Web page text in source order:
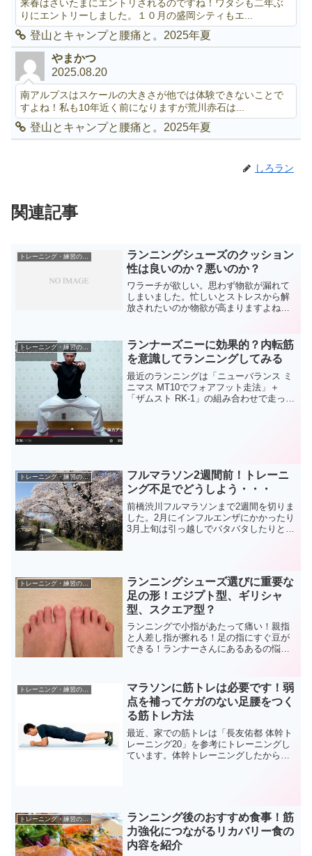
来春はさいたまにエントリされるのですね！ワタシも二年ぶ
りにエントリーしました。１０月の盛岡シティもエ...
登山とキャンプと腰痛と。2025年夏
やまかつ
2025.08.20
南アルプスはスケールの大きさが他では体験できないことで
すよね！私も10年近く前になりますが荒川赤石は...
登山とキャンプと腰痛と。2025年夏
しろラン
関連記事
トレーニング・練習の考察
ランニングシューズのクッション
性は良いのか？悪いのか？
ワラーチが欲しい。思わず物欲が漏れて
しまいました。忙しいとストレスから解
放されたいのか物欲が高まりますよね？
こ半年ほどのランニングでは「adizero
Japan2」と...
ランナーズニーに効果的？内転筋
を意識してランニングしてみる
最近のランニングは「ニューバランス ミ
ニマス MT10でフォアフット走法」＋
「ザムスト RK-1」の組み合わせで走って
トレーニング・練習の考察
フルマラソン2週間前！トレーニ
ング不足でどうしよう・・・
前橋渋川フルマラソンまで2週間を切りま
した。2月にインフルエンザにかかったり
3月上旬は引っ越しでバタバタしたりと、
ランニングシューズ選びに重要な
足の形！エジプト型、ギリシャ
型、スクエア型？
ランニングで小指があたって痛い！親指
と人差し指が擦れる！足の指にすぐ豆が
できる！ランナーさんにあるあるの悩み
した。ショップで足のサイズを測って理
想のランニングシューズを...
トレーニング・練習の考察
マラソンに筋トレは必要です！弱
点を補ってケガのない足腰をつく
る筋トレ方法
最近、家での筋トレは「長友佑都 体幹ト
レーニング20」を参考にトレーニングし
ています。体幹トレーニングしたからと
ランニング後のおすすめ食事！筋
力強化につながるリカバリー食の
内容を紹介